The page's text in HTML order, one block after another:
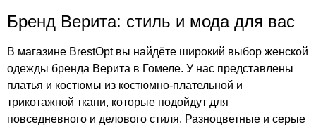
Бренд Верита: стиль и мода для вас
В магазине BrestOpt вы найдёте широкий выбор женской
одежды бренда Верита в Гомеле. У нас представлены
платья и костюмы из костюмно-плательной и
трикотажной ткани, которые подойдут для
повседневного и делового стиля. Разноцветные и серые